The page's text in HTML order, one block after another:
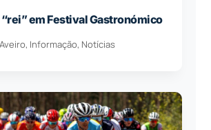
“rei” em Festival Gastronómico
Aveiro, Informação, Notícias